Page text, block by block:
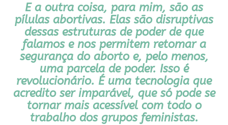
E a outra coisa, para mim, são as
pílulas abortivas. Elas são disruptivas
dessas estruturas de poder de que
falamos e nos permitem retomar a
segurança do aborto e, pelo menos,
uma parcela de poder. Isso é
revolucionário. É uma tecnologia que
acredito ser imparável, que só pode se
tornar mais acessível com todo o
trabalho dos grupos feministas.